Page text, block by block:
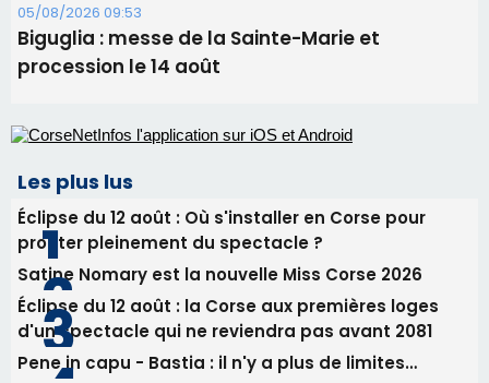
05/08/2026 09:53
Biguglia : messe de la Sainte-Marie et
procession le 14 août
Les plus lus
Éclipse du 12 août : Où s'installer en Corse pour
profiter pleinement du spectacle ?
Satine Nomary est la nouvelle Miss Corse 2026
Éclipse du 12 août : la Corse aux premières loges
d'un spectacle qui ne reviendra pas avant 2081
Pene in capu - Bastia : il n'y a plus de limites…